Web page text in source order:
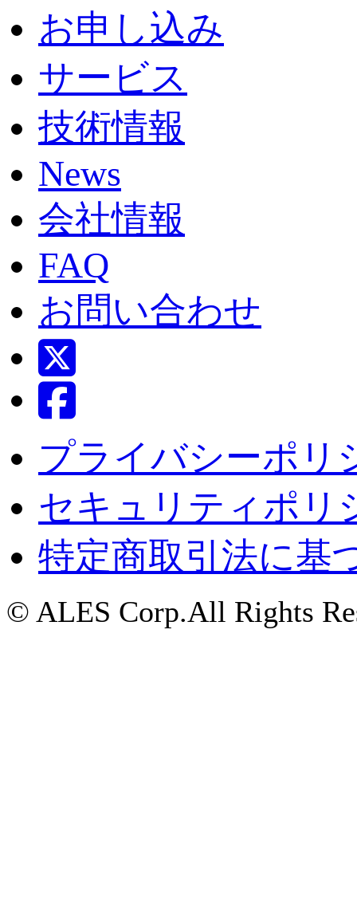
お申し込み
サービス
技術情報
News
会社情報
FAQ
お問い合わせ
プライバシーポリ
セキュリティポリ
特定商取引法に基
© ALES Corp.All Rights